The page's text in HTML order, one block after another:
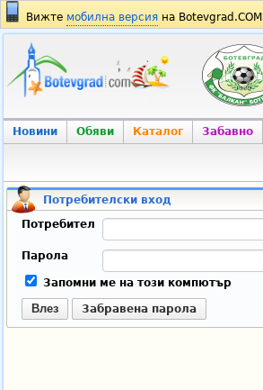
Вижте мобилна версия на Botevgrad.COM
Новини Обяви Каталог Забавно
Потребителски вход
Потребител
Парола
Запомни ме на този компютър
Влез Забравена парола